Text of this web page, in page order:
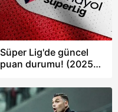
Süper Lig'de güncel
puan durumu! (2025-